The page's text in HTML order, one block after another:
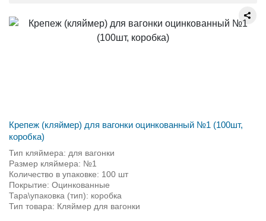
Крепеж (кляймер) для вагонки оцинкованный №1 (100шт,
коробка)
Тип кляймера: для вагонки
Размер кляймера: №1
Количество в упаковке: 100 шт
Покрытие: Оцинкованные
Тара\упаковка (тип): коробка
Тип товара: Кляймер для вагонки